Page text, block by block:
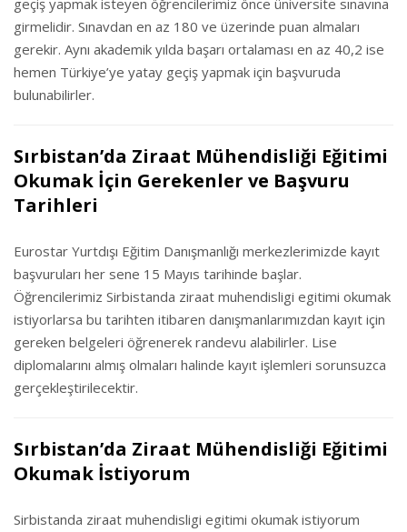
geçiş yapmak isteyen öğrencilerimiz önce üniversite sınavına
girmelidir. Sınavdan en az 180 ve üzerinde puan almaları
gerekir. Aynı akademik yılda başarı ortalaması en az 40,2 ise
hemen Türkiye’ye yatay geçiş yapmak için başvuruda
bulunabilirler.
Sırbistan’da Ziraat Mühendisliği Eğitimi
Okumak İçin Gerekenler ve Başvuru
Tarihleri
Eurostar Yurtdışı Eğitim Danışmanlığı merkezlerimizde kayıt
başvuruları her sene 15 Mayıs tarihinde başlar.
Öğrencilerimiz Sirbistanda ziraat muhendisligi egitimi okumak
istiyorlarsa bu tarihten itibaren danışmanlarımızdan kayıt için
gereken belgeleri öğrenerek randevu alabilirler. Lise
diplomalarını almış olmaları halinde kayıt işlemleri sorunsuzca
gerçekleştirilecektir.
Sırbistan’da Ziraat Mühendisliği Eğitimi
Okumak İstiyorum
Sirbistanda ziraat muhendisligi egitimi okumak istiyorum